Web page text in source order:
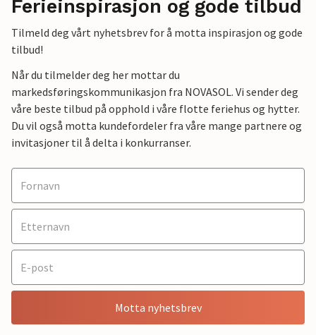
Ferieinspirasjon og gode tilbud
Tilmeld deg vårt nyhetsbrev for å motta inspirasjon og gode
tilbud!
Når du tilmelder deg her mottar du
markedsføringskommunikasjon fra NOVASOL. Vi sender deg
våre beste tilbud på opphold i våre flotte feriehus og hytter.
Du vil også motta kundefordeler fra våre mange partnere og
invitasjoner til å delta i konkurranser.
Motta nyhetsbrev